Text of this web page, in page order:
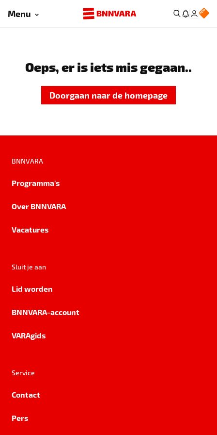
Menu
Oeps, er is iets mis gegaan..
Doorgaan naar de homepage
BNNVARA
Programma's
Over BNNVARA
Vacatures
Sluit je aan
Lid worden
BNNVARA-account
VARAgids
Service
Contact
Pers